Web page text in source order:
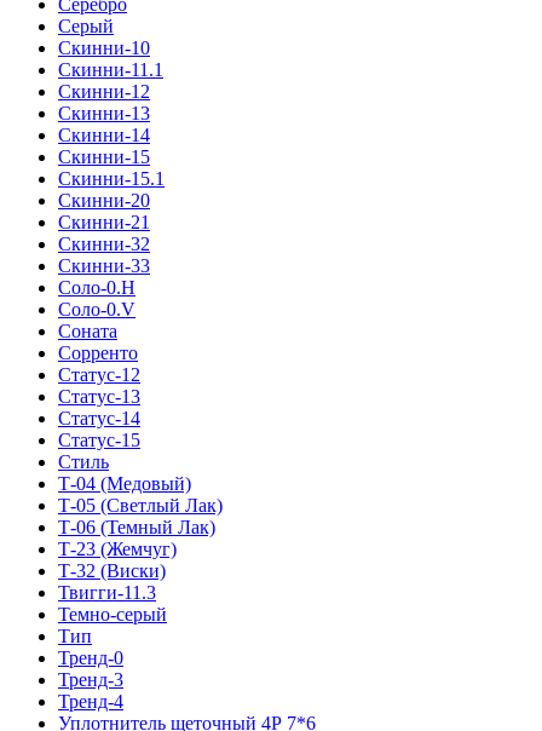
Серебро
Серый
Скинни-10
Скинни-11.1
Скинни-12
Скинни-13
Скинни-14
Скинни-15
Скинни-15.1
Скинни-20
Скинни-21
Скинни-32
Скинни-33
Соло-0.H
Соло-0.V
Соната
Сорренто
Статус-12
Статус-13
Статус-14
Статус-15
Стиль
Т-04 (Медовый)
Т-05 (Светлый Лак)
Т-06 (Темный Лак)
Т-23 (Жемчуг)
Т-32 (Виски)
Твигги-11.3
Темно-серый
Тип
Тренд-0
Тренд-3
Тренд-4
Уплотнитель щеточный 4Р 7*6